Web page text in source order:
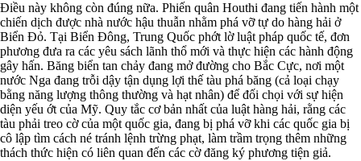
Điều này không còn đúng nữa. Phiến quân Houthi đang tiến hành một
chiến dịch được nhà nước hậu thuẫn nhằm phá vỡ tự do hàng hải ở
Biển Đỏ. Tại Biển Đông, Trung Quốc phớt lờ luật pháp quốc tế, đơn
phương đưa ra các yêu sách lãnh thổ mới và thực hiện các hành động
gây hấn. Băng biển tan chảy đang mở đường cho Bắc Cực, nơi một
nước Nga đang trỗi dậy tận dụng lợi thế tàu phá băng (cả loại chạy
bằng năng lượng thông thường và hạt nhân) để đối chọi với sự hiện
diện yếu ớt của Mỹ. Quy tắc cơ bản nhất của luật hàng hải, rằng các
tàu phải treo cờ của một quốc gia, đang bị phá vỡ khi các quốc gia bị
cô lập tìm cách né tránh lệnh trừng phạt, làm trầm trọng thêm những
thách thức hiện có liên quan đến các cờ đăng ký phương tiện giả.